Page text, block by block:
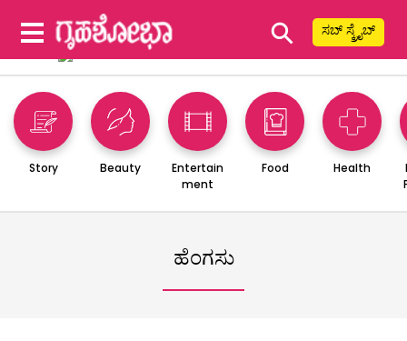
⚲ ಸಬ್ ಸ್ಕ್ರೈಬ್
Story Beauty
Entertain
ment
Food Health
ಹೆಂಗಸು